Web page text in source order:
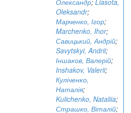
Олександр; Liasota,
Oleksandr;
Марченко, Ігор;
Marchenko, Ihor;
Савицький, Андрій;
Savytskyi, Andrii;
Іншаков, Валерій;
Inshakov, Valerii;
Куліченко,
Наталія;
Kulichenko, Nataliia;
Страшко, Віталій;